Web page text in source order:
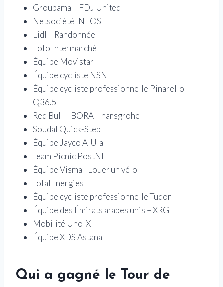
Groupama – FDJ United
Netsociété INEOS
Lidl – Randonnée
Loto Intermarché
Équipe Movistar
Équipe cycliste NSN
Équipe cycliste professionnelle Pinarello
Q36.5
Red Bull – BORA – hansgrohe
Soudal Quick-Step
Équipe Jayco AlUla
Team Picnic PostNL
Équipe Visma | Louer un vélo
TotalEnergies
Équipe cycliste professionnelle Tudor
Équipe des Émirats arabes unis – XRG
Mobilité Uno-X
Équipe XDS Astana
Qui a gagné le Tour de